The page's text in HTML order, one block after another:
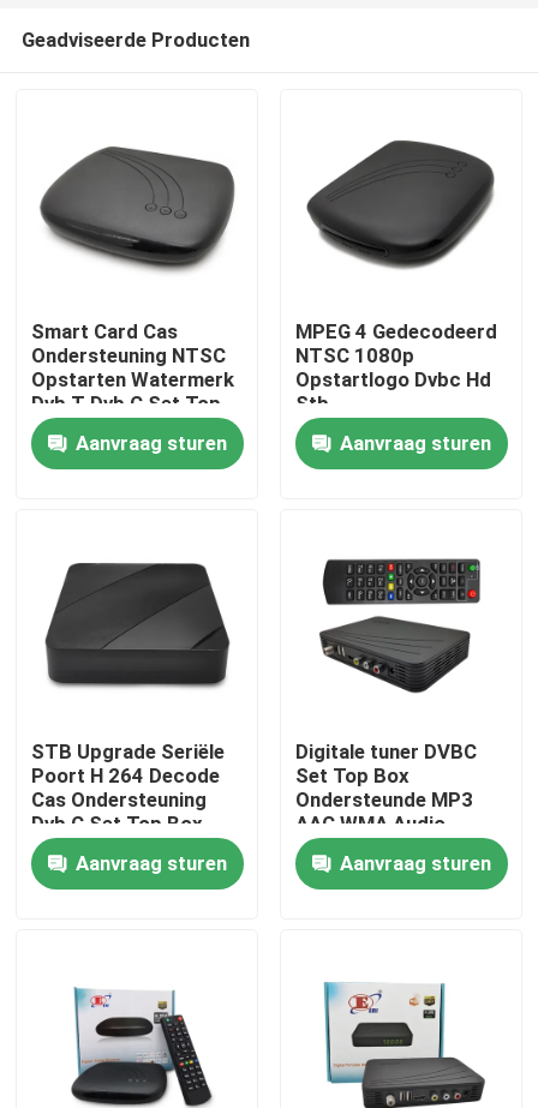
Thuis
VR-show
Over ons
Kwaliteitscontrole
Contacteer ons
Televisie Hoogste Doos
De Vastgestelde Hoogste Doos van DVBC
Geadviseerde Producten
Smart Card Cas
Ondersteuning NTSC
Opstarten Watermerk
Dvb T Dvb C Set Top
Box
Aanvraag sturen
MPEG 4 Gedecodeerd
NTSC 1080p
Opstartlogo Dvbc Hd
Stb
Aanvraag sturen
STB Upgrade Seriële
Poort H 264 Decode
Cas Ondersteuning
Dvb C Set Top Box
Aanvraag sturen
Digitale tuner DVBC
Set Top Box
Ondersteunde MP3
AAC WMA Audio
formaten
Aanvraag sturen